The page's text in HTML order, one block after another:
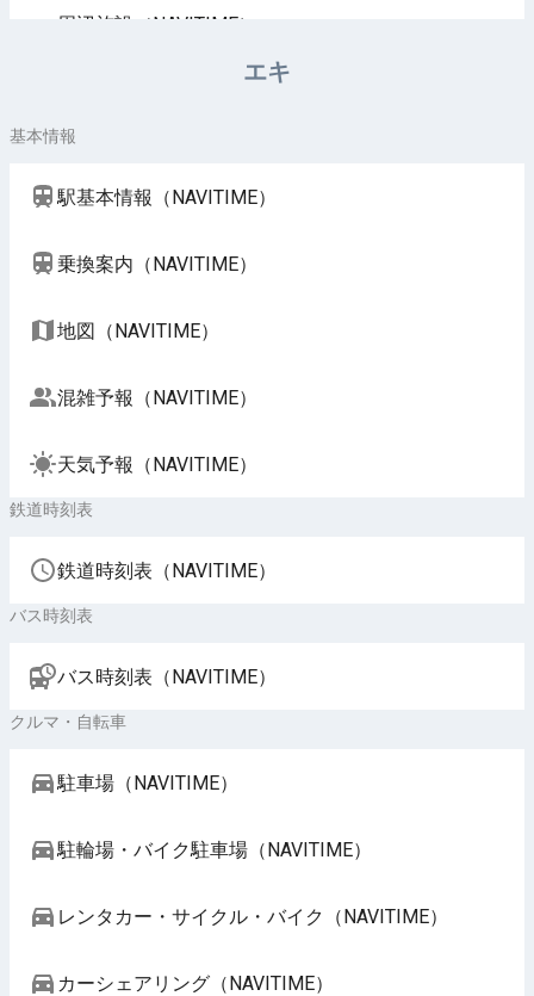
周辺施設（NAVITIME）
エキ
基本情報
駅基本情報（NAVITIME）
乗換案内（NAVITIME）
地図（NAVITIME）
混雑予報（NAVITIME）
天気予報（NAVITIME）
鉄道時刻表
鉄道時刻表（NAVITIME）
バス時刻表
バス時刻表（NAVITIME）
クルマ・自転車
駐車場（NAVITIME）
駐輪場・バイク駐車場（NAVITIME）
レンタカー・サイクル・バイク（NAVITIME）
カーシェアリング（NAVITIME）